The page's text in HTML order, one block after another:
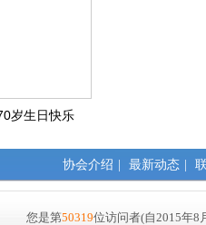
岁生日快乐
协会介绍 最新动态
您是第50319位访问者(自2015年8